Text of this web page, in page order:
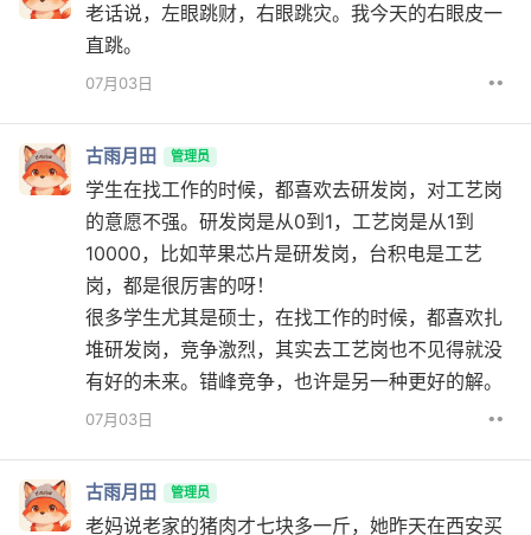
老话说，左眼跳财，右眼跳灾。我今天的右眼皮一
直跳。
07月03日 ••
古雨月田 管理员
学生在找工作的时候，都喜欢去研发岗，对工艺岗
的意愿不强。研发岗是从0到1，工艺岗是从1到
10000，比如苹果芯片是研发岗，台积电是工艺
岗，都是很厉害的呀！
很多学生尤其是硕士，在找工作的时候，都喜欢扎
堆研发岗，竞争激烈，其实去工艺岗也不见得就没
有好的未来。错峰竞争，也许是另一种更好的解。
07月03日 ••
古雨月田 管理员
老妈说老家的猪肉才七块多一斤，她昨天在西安买